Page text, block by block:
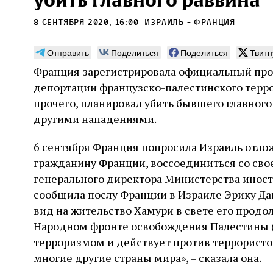
8 сентября 2020, 16:00 Израиль - Франция
Отправить Поделиться Поделиться
Франция зарегистрировала официальный
депортации французско-палестинского
прочего, планировал убить бывшего
другими нападениями.
6 сентября Франция попросила Израиль
гражданину Франции, воссоединиться со
генерального директора Министерства
сообщила послу Франции в Израиле Эрику
вид на жительство Хамури в свете его
Народном фронте освобождения
терроризмом и действует против
многие другие страны мира», – сказала она.
Погромы 1929 года:
неделя, изменившая
судьбу еврейского ишува
погромов Ребе совершал поездку по святым
местам Эрец‑Исраэль. Он посетил, в
частности, Пещеру праотцев и Западную
стену. Он, несомненно, почувствовал
необычайное напряжение и сознательно
отказался приходить к Стене в Тиша бе‑Ав,
чтобы не собирать вокруг себя большое
количество хасидов и жителей города и тем
самым не усиливать напряжённость
5 августа Проверено временем Александр
и
тела
день
2